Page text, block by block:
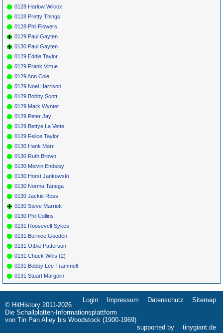
0128 Harlow Wilcox
0128 Pretty Things
0128 Phil Flowers
0129 Paul Gayten
0130 Paul Gayten
0129 Eddie Taylor
0129 Frank Virtue
0129 Ann Cole
0129 Noel Harrison
0129 Bobby Scott
0129 Mark Wynter
0129 Peter Jay
0129 Bettye La Vette
0129 Felice Taylor
0130 Hank Marr
0130 Ruth Brown
0130 Melvin Endsley
0130 Horst Jankowski
0130 Norma Tanega
0130 Jackie Ross
0130 Steve Marriott
0130 Phil Collins
0131 Roosevelt Sykes
0131 Bernice Gooden
0131 Ottilie Patterson
0131 Chuck Willis (2)
0131 Bobby Lee Trammell
0131 Stuart Margolin
Navigation
überspringen
Login Impressum Datenschutz Sitemap
© HitHistory 2011-2026
Die Schallplatten-Informationsplattform
von Tin Pan Alley bis Woodstock (1900-1969)
supported by
tinygiant.de